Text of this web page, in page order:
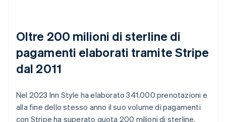
Oltre 200 milioni di sterline di
pagamenti elaborati tramite Stripe
dal 2011
Nel 2023 Inn Style ha elaborato 341.000 prenotazioni e
alla fine dello stesso anno il suo volume di pagamenti
con Stripe ha superato quota 200 milioni di sterline.